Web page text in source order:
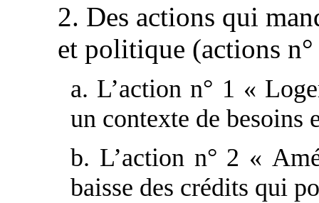
2. Des actions qui
et politique (actions
a. L’action n° 1 «
un contexte de besoins
b. L’action n° 2 «
baisse des crédits qui